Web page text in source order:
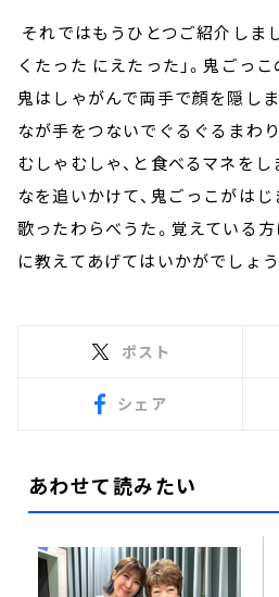
それではもうひとつご紹介しま
くたった にえたった」。鬼ごっ
鬼はしゃがんで両手で顔を隠し
なが手をつないでぐるぐるまわり
むしゃむしゃ、と食べるマネをし
なを追いかけて、鬼ごっこがは
歌ったわらべうた。覚えている
に教えてあげてはいかがでしょう
ポスト
シェア
あわせて読みたい